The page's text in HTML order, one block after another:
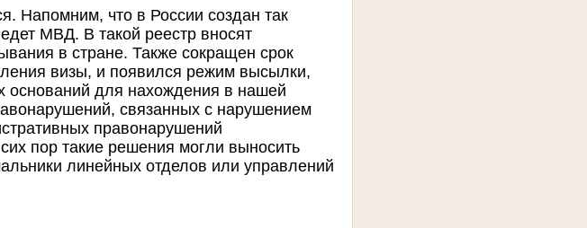
Напомним, что в России создан так
МВД. В такой реестр вносят
в стране. Также сокращен срок
визы, и появился режим высылки,
оснований для нахождения в нашей
связанных с нарушением
правонарушений
пор такие решения могли выносить
линейных отделов или управлений